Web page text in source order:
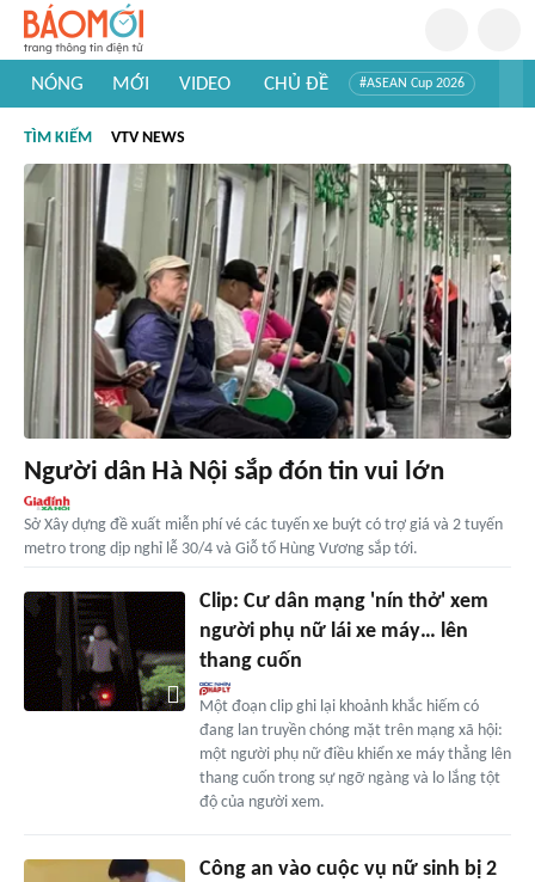
NÓNG MỚI VIDEO CHỦ ĐỀ #ASEAN Cup 2026
#Khám phá thế giới
TÌM KIẾM VTV NEWS
Người dân Hà Nội sắp đón tin vui lớn
Sở Xây dựng đề xuất miễn phí vé các tuyến xe buýt có trợ giá và 2 tuyến
metro trong dịp nghỉ lễ 30/4 và Giỗ tổ Hùng Vương sắp tới.
Clip: Cư dân mạng 'nín thở' xem
người phụ nữ lái xe máy… lên
thang cuốn
Một đoạn clip ghi lại khoảnh khắc hiếm có
đang lan truyền chóng mặt trên mạng xã hội:
một người phụ nữ điều khiển xe máy thẳng lên
thang cuốn trong sự ngỡ ngàng và lo lắng tột
độ của người xem.
Công an vào cuộc vụ nữ sinh bị 2